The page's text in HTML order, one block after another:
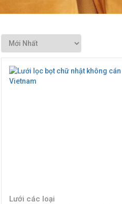
Lưới các loại